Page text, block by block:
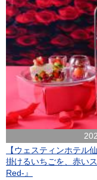
【ウェスティンホテル
掛けるいちごを、赤い
Red-』